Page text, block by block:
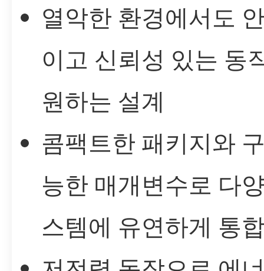
열악한 환경에서도
이고 신뢰성 있는 동
원하는 설계
콤팩트한 패키지와
능한 매개변수로 다
스템에 유연하게 통